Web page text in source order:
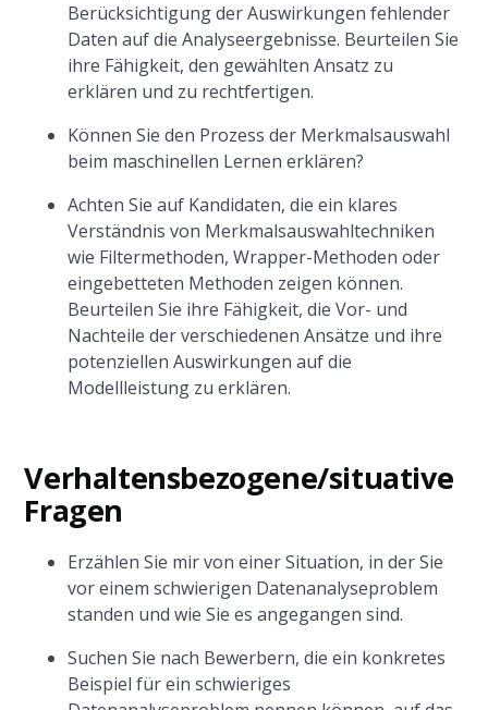
Berücksichtigung der Auswirkungen fehlender
Daten auf die Analyseergebnisse. Beurteilen Sie
ihre Fähigkeit, den gewählten Ansatz zu
erklären und zu rechtfertigen.
Können Sie den Prozess der Merkmalsauswahl
beim maschinellen Lernen erklären?
Achten Sie auf Kandidaten, die ein klares
Verständnis von Merkmalsauswahltechniken
wie Filtermethoden, Wrapper-Methoden oder
eingebetteten Methoden zeigen können.
Beurteilen Sie ihre Fähigkeit, die Vor- und
Nachteile der verschiedenen Ansätze und ihre
potenziellen Auswirkungen auf die
Modellleistung zu erklären.
Verhaltensbezogene/situative
Fragen
Erzählen Sie mir von einer Situation, in der Sie
vor einem schwierigen Datenanalyseproblem
standen und wie Sie es angegangen sind.
Suchen Sie nach Bewerbern, die ein konkretes
Beispiel für ein schwieriges